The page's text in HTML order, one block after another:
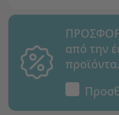
από την
προϊόντα.